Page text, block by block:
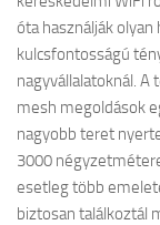
óta használják
kulcsfontosságú
nagyvállalatoknál.
mesh megoldások
nagyobb teret
3000
esetleg több
biztosan találkoztál